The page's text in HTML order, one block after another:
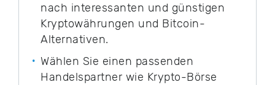
nach interessanten und günstigen
Kryptowährungen und Bitcoin-
Alternativen.
Wählen Sie einen passenden
Handelspartner wie Krypto-Börse